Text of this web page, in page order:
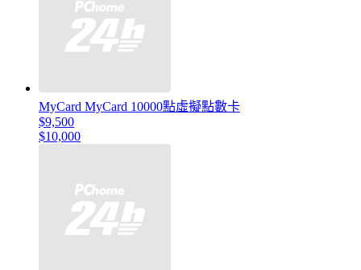
MyCard MyCard 10000點虛擬點數卡
$9,500
$10,000